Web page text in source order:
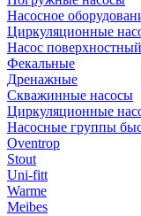
Насосное
Циркуляционные
Насос поверхностный
Фекальные
Дренажные
Скважинные насосы
Циркуляционные
Насосные группы
Oventrop
Stout
Uni-fitt
Warme
Meibes